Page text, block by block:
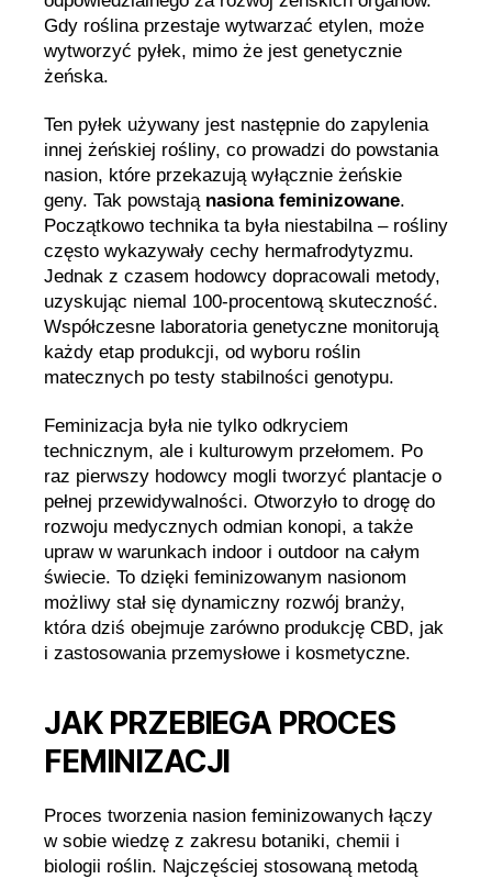
Gdy roślina przestaje wytwarzać etylen, może
wytworzyć pyłek, mimo że jest genetycznie
żeńska.
Ten pyłek używany jest następnie do zapylenia
innej żeńskiej rośliny, co prowadzi do powstania
nasion, które przekazują wyłącznie żeńskie
geny. Tak powstają nasiona feminizowane.
Początkowo technika ta była niestabilna – rośliny
często wykazywały cechy hermafrodytyzmu.
Jednak z czasem hodowcy dopracowali metody,
uzyskując niemal 100-procentową skuteczność.
Współczesne laboratoria genetyczne monitorują
każdy etap produkcji, od wyboru roślin
matecznych po testy stabilności genotypu.
Feminizacja była nie tylko odkryciem
technicznym, ale i kulturowym przełomem. Po
raz pierwszy hodowcy mogli tworzyć plantacje o
pełnej przewidywalności. Otworzyło to drogę do
rozwoju medycznych odmian konopi, a także
upraw w warunkach indoor i outdoor na całym
świecie. To dzięki feminizowanym nasionom
możliwy stał się dynamiczny rozwój branży,
która dziś obejmuje zarówno produkcję CBD, jak
i zastosowania przemysłowe i kosmetyczne.
JAK PRZEBIEGA PROCES
FEMINIZACJI
Proces tworzenia nasion feminizowanych łączy
w sobie wiedzę z zakresu botaniki, chemii i
biologii roślin. Najczęściej stosowaną metodą